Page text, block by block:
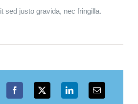
sed justo gravida, nec fringilla.